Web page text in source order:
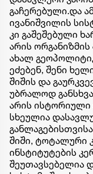
გაჩერებული.და
ივანიშვილის
კი გაშეშებული
არის
ახალ
ეძებენ, შენი
შიშის და
უბრალოდ
არის ისტორიული
სხეულია
შიში, ტოტალური
ინსტიტუტების
შეუთავსებელია